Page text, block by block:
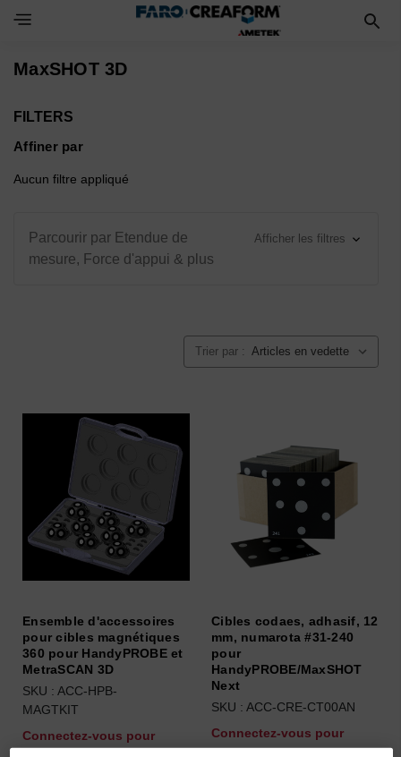
Toggle Navigation Menu
MaxSHOT 3D
FILTERS
Affiner par
Aucun filtre appliqué
Parcourir par Etendue de
mesure, Force d'appui & plus
Afficher les filtres
Trier par :
Ensemble d'accessoires
pour cibles magnétiques
360 pour HandyPROBE et
MetraSCAN 3D
SKU : ACC-HPB-
MAGTKIT
Connectez-vous pour
Cibles codaes, adhasif, 12
mm, numarota #31-240
pour
HandyPROBE/MaxSHOT
Next
SKU : ACC-CRE-CT00AN
Connectez-vous pour